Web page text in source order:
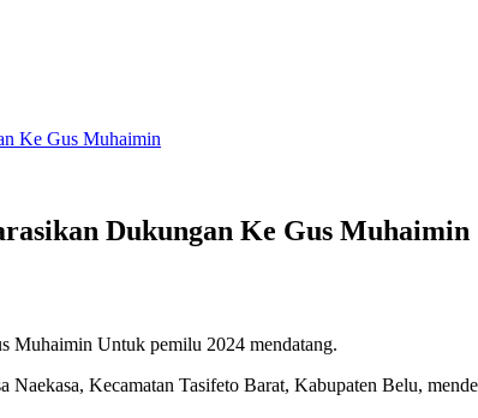
Ke Gus Muhaimin
Dukungan Ke Gus Muhaimin
Muhaimin Untuk pemilu 2024 mendatang.
Naekasa, Kecamatan Tasifeto Barat, Kabupaten Belu,